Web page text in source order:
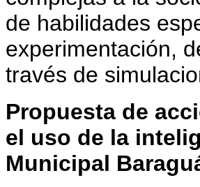
de habilidades
experimentación,
través de
Propuesta de
el uso de la
Municipal